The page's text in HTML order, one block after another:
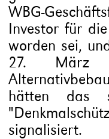
WBG-
Investor für
worden sei,
27. März
hätten das
signalisiert.